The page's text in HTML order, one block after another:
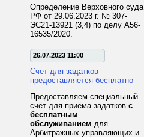
Определение Верховного суда
РФ от 29.06.2023 г. № 307-
ЭС21-13921 (3,4) по делу А56-
16535/2020.
26.07.2023 11:00
Счет для задатков
предоставляется бесплатно
Предоставляем специальный
счёт для приёма задатков с
бесплатным
обслуживанием для
Арбитражных управляющих и